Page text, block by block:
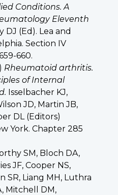
Conditions. A
Eleventh
DJ (Ed). Lea and
Section IV
660.
Rheumatoid arthritis.
of Internal
Isselbacher KJ,
JD, Martin JB,
DL (Editors)
York. Chapter 285
SM, Bloch DA,
JF, Cooper NS,
SR, Liang MH, Luthra
Mitchell DM,